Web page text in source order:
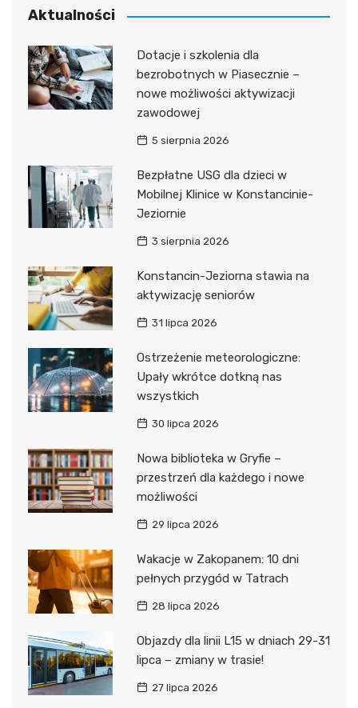
Aktualności
Dotacje i szkolenia dla
bezrobotnych w Piasecznie –
nowe możliwości aktywizacji
zawodowej
5 sierpnia 2026
Bezpłatne USG dla dzieci w
Mobilnej Klinice w Konstancinie-
Jeziornie
3 sierpnia 2026
Konstancin-Jeziorna stawia na
aktywizację seniorów
31 lipca 2026
Ostrzeżenie meteorologiczne:
Upały wkrótce dotkną nas
wszystkich
30 lipca 2026
Nowa biblioteka w Gryfie –
przestrzeń dla każdego i nowe
możliwości
29 lipca 2026
Wakacje w Zakopanem: 10 dni
pełnych przygód w Tatrach
28 lipca 2026
Objazdy dla linii L15 w dniach 29-31
lipca – zmiany w trasie!
27 lipca 2026